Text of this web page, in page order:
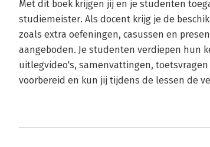
Met dit boek krijgen jij en je studenten
studiemeister. Als docent krijg je de
zoals extra oefeningen, casussen en
aangeboden. Je studenten verdiepen hun
uitlegvideo's, samenvattingen,
voorbereid en kun jij tijdens de lessen de